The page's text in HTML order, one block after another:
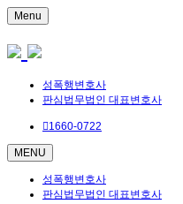
Menu
성폭행변호사
판심법무법인 대표변호사
1660-0722
MENU
성폭행변호사
판심법무법인 대표변호사